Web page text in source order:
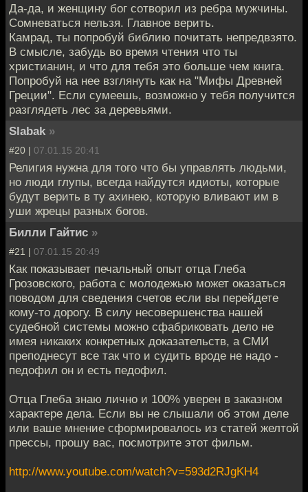
Да-да, и женщину бог сотворил из ребра мужчины.
Сомневаться нельзя. Главное верить.
Камрад, ты попробуй библию почитать непредвзято.
В смысле, забудь во время чтения что ты
христианин, и что для тебя это больше чем книга.
Попробуй на нее взглянуть как на "Мифы Древней
Греции". Если сумеешь, возможно у тебя получится
разглядеть лес за деревьями.
Slabak »
#20 | 07.01.15 20:41
Религия нужна для того что бы управлять людьми,
но люди глупы, всегда найдутся идиоты, которые
будут верить в ту ахинею, которую вливают им в
уши жрецы разных богов.
Билли Гайтис »
#21 | 07.01.15 20:49
Как показывает печальный опыт отца Глеба
Грозовского, работа с молодежью может оказаться
поводом для сведения счетов если вы перейдете
кому-то дорогу. В силу несовершенства нашей
судебной системы можно сфабриковать дело не
имея никаких конкретных доказательств, а СМИ
преподнесут все так что и судить вроде не надо -
педофил он и есть педофил.
Отца Глеба знаю лично и 100% уверен в заказном
характере дела. Если вы не слышали об этом деле
или ваше мнение сформировалось из статей желтой
прессы, прошу вас, посмотрите этот фильм.
http://www.youtube.com/watch?v=593d2RJgKH4